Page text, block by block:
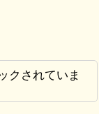
クされていま